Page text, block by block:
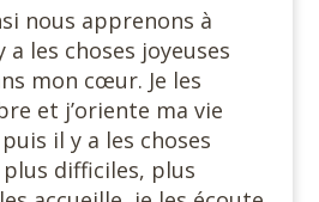
nous apprenons à
les choses joyeuses
mon cœur. Je les
et j’oriente ma vie
il y a les choses
difficiles, plus